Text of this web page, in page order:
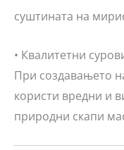
суштината на
• Квалитетни
При создавањето
користи вредни и
природни скапи